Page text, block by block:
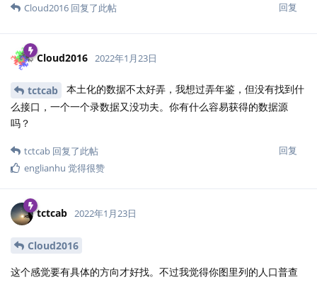
回复
Cloud2016 回复了此帖
Cloud2016 2022年1月23日
tctcab
本土化的数据不太好弄，我想过弄年鉴，但没有找到什
么接口，一个一个录数据又没功夫。你有什么容易获得的数据源
吗？
回复
tctcab 回复了此帖
englianhu 觉得很赞
tctcab 2022年1月23日
Cloud2016
这个感觉要有具体的方向才好找。不过我觉得你图里列的人口普查